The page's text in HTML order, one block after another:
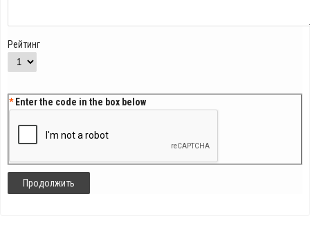
Рейтинг
Enter the code in the box below
Продолжить